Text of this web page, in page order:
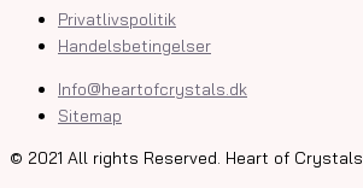
Privatlivspolitik
Handelsbetingelser
Info@heartofcrystals.dk
Sitemap
© 2021 All rights Reserved. Heart of Crystals